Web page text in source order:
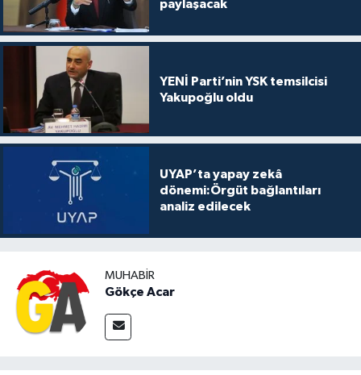
paylaşacak
YENİ Parti’nin YSK temsilcisi
Yakupoğlu oldu
UYAP’ta yapay zekâ
dönemi:Örgüt bağlantıları
analiz edilecek
MUHABIR
Gökçe Acar